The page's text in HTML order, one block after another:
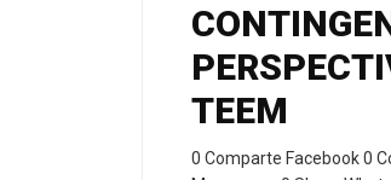
TEEM
0 Comparte Facebook 0